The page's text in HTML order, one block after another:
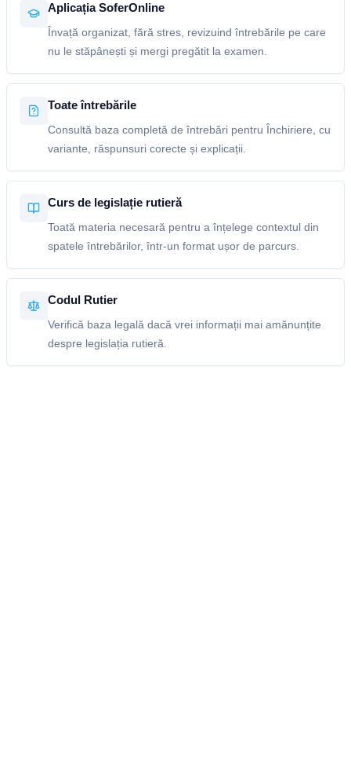
Aplicația SoferOnline
Învață organizat, fără stres, revizuind întrebările pe care
nu le stăpânești și mergi pregătit la examen.
Toate întrebările
Consultă baza completă de întrebări pentru Închiriere, cu
variante, răspunsuri corecte și explicații.
Curs de legislație rutieră
Toată materia necesară pentru a înțelege contextul din
spatele întrebărilor, într-un format ușor de parcurs.
Codul Rutier
Verifică baza legală dacă vrei informații mai amănunțite
despre legislația rutieră.